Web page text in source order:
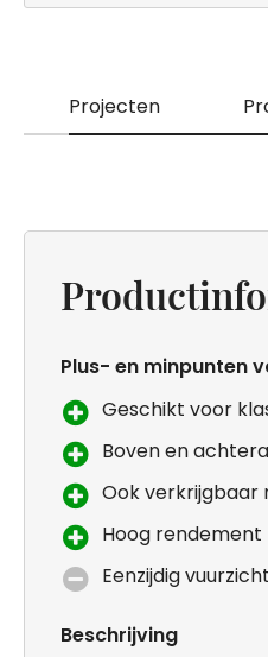
Projecten
Plus- en minpunten
Geschikt voor
Boven en
Ook verkrijgbaar
Hoog rendement
Eenzijdig vuurzicht
Beschrijving